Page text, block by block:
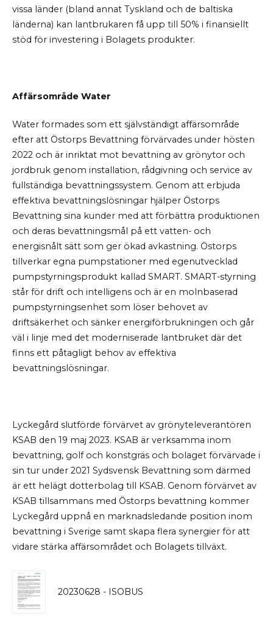
vissa länder (bland annat Tyskland och de baltiska
länderna) kan lantbrukaren få upp till 50% i finansiellt
stöd för investering i Bolagets produkter.
Affärsområde Water
Water formades som ett självständigt affärsområde
efter att Östorps Bevattning förvärvades under hösten
2022 och är inriktat mot bevattning av grönytor och
jordbruk genom installation, rådgivning och service av
fullständiga bevattningssystem. Genom att erbjuda
effektiva bevattningslösningar hjälper Östorps
Bevattning sina kunder med att förbättra produktionen
och deras bevattningsmål på ett vatten- och
energisnålt sätt som ger ökad avkastning. Östorps
tillverkar egna pumpstationer med egenutvecklad
pumpstyrningsprodukt kallad SMART. SMART-styrning
står för drift och intelligens och är en molnbaserad
pumpstyrningsenhet som löser behovet av
driftsäkerhet och sänker energiförbrukningen och går
väl i linje med det moderniserade lantbruket där det
finns ett påtagligt behov av effektiva
bevattningslösningar.
Lyckegård slutförde förvärvet av grönyteleverantören
KSAB den 19 maj 2023. KSAB är verksamma inom
bevattning, golf och konstgräs och bolaget förvärvade i
sin tur under 2021 Sydsvensk Bevattning som därmed
är ett helägt dotterbolag till KSAB. Genom förvärvet av
KSAB tillsammans med Östorps bevattning kommer
Lyckegård uppnå en marknadsledande position inom
bevattning i Sverige samt skapa flera synergier för att
vidare stärka affärsområdet och Bolagets tillväxt.
20230628 - ISOBUS